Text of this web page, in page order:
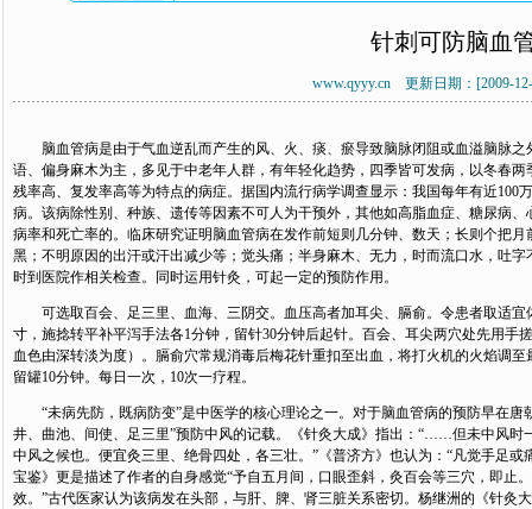
针刺可防脑血
www.qyyy.cn 更新日期：[2009-
脑血管病是由于气血逆乱而产生的风、火、痰、瘀导致脑脉闭阻或血溢脑脉之
语、偏身麻木为主，多见于中老年人群，有年轻化趋势，四季皆可发病，以冬春
残率高、复发率高等为特点的病症。据国内流行病学调查显示：我国每年有近
病。该病除性别、种族、遗传等因素不可人为干预外，其他如高脂血症、糖尿病
病率和死亡率的。临床研究证明脑血管病在发作前短则几分钟、数天；长则个把
黑；不明原因的出汗或汗出减少等；觉头痛；半身麻木、无力，时而流口水，吐
时到医院作相关检查。同时运用针灸，可起一定的预防作用。
可选取百会、足三里、血海、三阴交。血压高者加耳尖、膈俞。令患者取适宜
寸，施捻转平补平泻手法各1分钟，留针30分钟后起针。百会、耳尖两穴处先用
血色由深转淡为度）。膈俞穴常规消毒后梅花针重扣至出血，将打火机的火焰调
留罐10分钟。每日一次，10次一疗程。
“未病先防，既病防变”是中医学的核心理论之一。对于脑血管病的预防早在唐
井、曲池、间使、足三里”预防中风的记载。《针灸大成》指出：“……但未中风时
中风之候也。便宜灸三里、绝骨四处，各三壮。”《普济方》也认为：“凡觉手足
宝鉴》更是描述了作者的自身感觉“予自五月间，口眼歪斜，灸百会等三穴，即
效。”古代医家认为该病发在头部，与肝、脾、肾三脏关系密切。杨继洲的《针